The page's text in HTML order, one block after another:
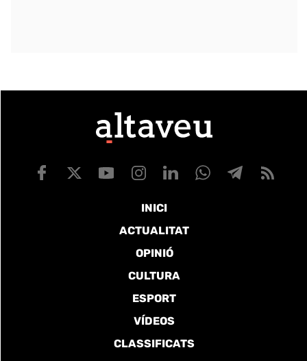
INICI
ACTUALITAT
OPINIÓ
CULTURA
ESPORT
VÍDEOS
CLASSIFICATS